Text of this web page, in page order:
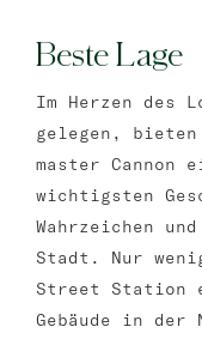
Beste Lage
Im Herzen des
gelegen,
master Cannon
wichtigsten
Wahrzeichen
Stadt. Nur
Street Station
Gebäude in der